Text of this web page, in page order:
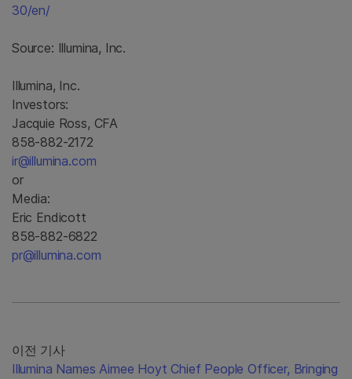
30/en/
Source: Illumina, Inc.
Illumina, Inc.
Investors:
Jacquie Ross, CFA
858-882-2172
ir@illumina.com
or
Media:
Eric Endicott
858-882-6822
pr@illumina.com
이전 기사
Illumina Names Aimee Hoyt Chief People Officer, Bringing